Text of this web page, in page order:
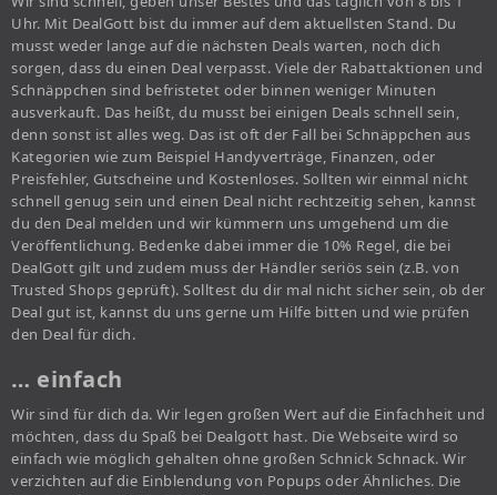
Uhr. Mit DealGott bist du immer auf dem aktuellsten Stand. Du
musst weder lange auf die nächsten Deals warten, noch dich
sorgen, dass du einen Deal verpasst. Viele der Rabattaktionen und
Schnäppchen sind befristetet oder binnen weniger Minuten
ausverkauft. Das heißt, du musst bei einigen Deals schnell sein,
denn sonst ist alles weg. Das ist oft der Fall bei Schnäppchen aus
Kategorien wie zum Beispiel Handyverträge, Finanzen, oder
Preisfehler, Gutscheine und Kostenloses. Sollten wir einmal nicht
schnell genug sein und einen Deal nicht rechtzeitig sehen, kannst
du den Deal melden und wir kümmern uns umgehend um die
Veröffentlichung. Bedenke dabei immer die 10% Regel, die bei
DealGott gilt und zudem muss der Händler seriös sein (z.B. von
Trusted Shops geprüft). Solltest du dir mal nicht sicher sein, ob der
Deal gut ist, kannst du uns gerne um Hilfe bitten und wie prüfen
den Deal für dich.
… einfach
Wir sind für dich da. Wir legen großen Wert auf die Einfachheit und
möchten, dass du Spaß bei Dealgott hast. Die Webseite wird so
einfach wie möglich gehalten ohne großen Schnick Schnack. Wir
verzichten auf die Einblendung von Popups oder Ähnliches. Die